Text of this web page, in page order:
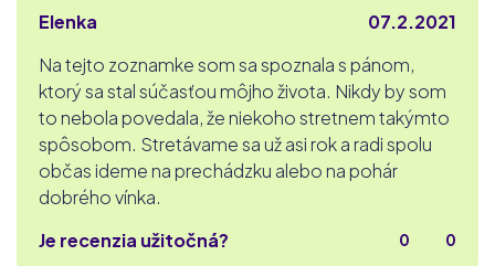
Elenka
07.2.2021
Na tejto zoznamke som sa spoznala s pánom,
ktorý sa stal súčasťou môjho života. Nikdy by som
to nebola povedala, že niekoho stretnem takýmto
spôsobom. Stretávame sa už asi rok a radi spolu
občas ideme na prechádzku alebo na pohár
dobrého vínka.
Je recenzia užitočná?
0 0